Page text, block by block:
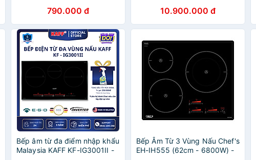
790.000 đ 10.900.000 đ
Bếp âm từ đa điểm nhập khẩu
Malaysia KAFF KF-IG3001II -
Bếp Âm Từ 3 Vùng Nấu Chef's
EH-IH555 (62cm - 6800W) -